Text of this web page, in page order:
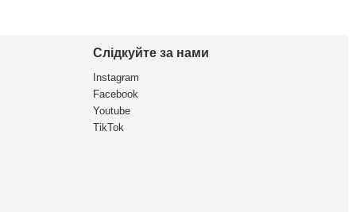
Слідкуйте за нами
Instagram
Facebook
Youtube
TikTok